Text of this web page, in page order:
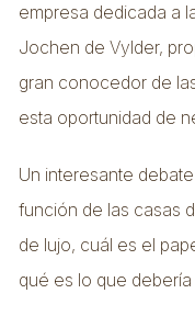
empresa dedicada a
Jochen de Vylder,
gran conocedor de
esta oportunidad de
Un interesante
función de las casas
de lujo, cuál es el
qué es lo que debería